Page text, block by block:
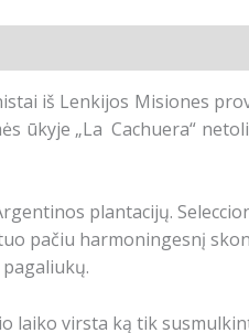
iš Lenkijos Misiones
ūkyje „La Cachuera“
plantacijų.
pačiu harmoningesnį
laiko virsta ką tik